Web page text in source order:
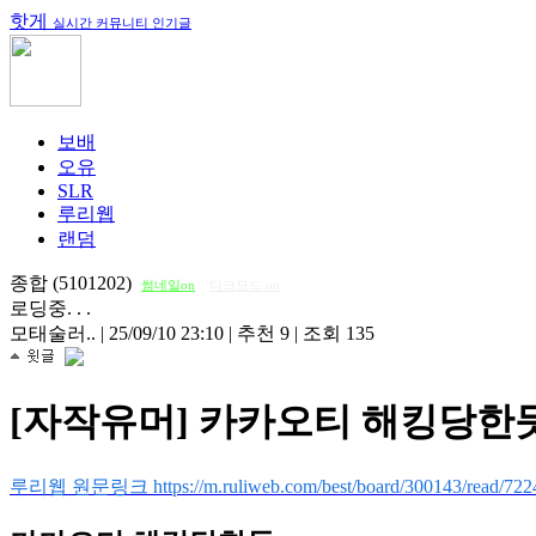
핫게 실시간 커뮤니티 인기글
보배
오유
SLR
루리웹
랜덤
종합 (5101202) 썸네일on
로딩중. . .
모태술러.. | 25/09/10 23:10 | 추천 9 | 조회 135
[자작유머] 카카오티 해킹당한
루리웹 원문링크 https://m.ruliweb.com/best/board/300143/read/